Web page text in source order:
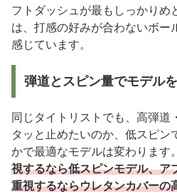
フトダッシュが最もしっかりめ
は、打感の好みが合わないボー
感じています。
弾道とスピン量でモデル
同じタイトリストでも、高弾道
タッと止めたいのか、低スピン
かで最適なモデルは変わります。
視するなら低スピンモデル、ア
重視するならウレタンカバーの